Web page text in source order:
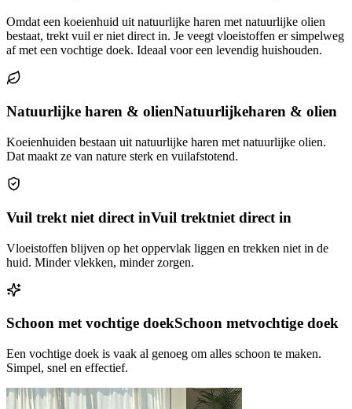
Omdat een koeienhuid uit natuurlijke haren met natuurlijke olien
bestaat, trekt vuil er niet direct in. Je veegt vloeistoffen er simpelweg
af met een vochtige doek. Ideaal voor een levendig huishouden.
Natuurlijke haren & olienNatuurlijkeharen & olien
Koeienhuiden bestaan uit natuurlijke haren met natuurlijke olien.
Dat maakt ze van nature sterk en vuilafstotend.
Vuil trekt niet direct inVuil trektniet direct in
Vloeistoffen blijven op het oppervlak liggen en trekken niet in de
huid. Minder vlekken, minder zorgen.
Schoon met vochtige doekSchoon metvochtige doek
Een vochtige doek is vaak al genoeg om alles schoon te maken.
Simpel, snel en effectief.